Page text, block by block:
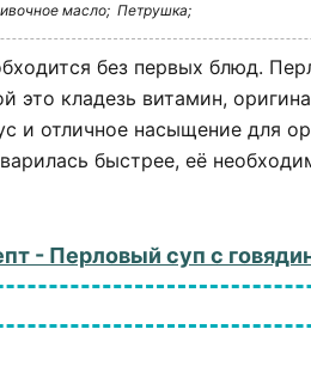
масло; Петрушка;
без первых блюд.
это кладезь витамин,
и отличное насыщение для
быстрее, её
- Перловый суп с